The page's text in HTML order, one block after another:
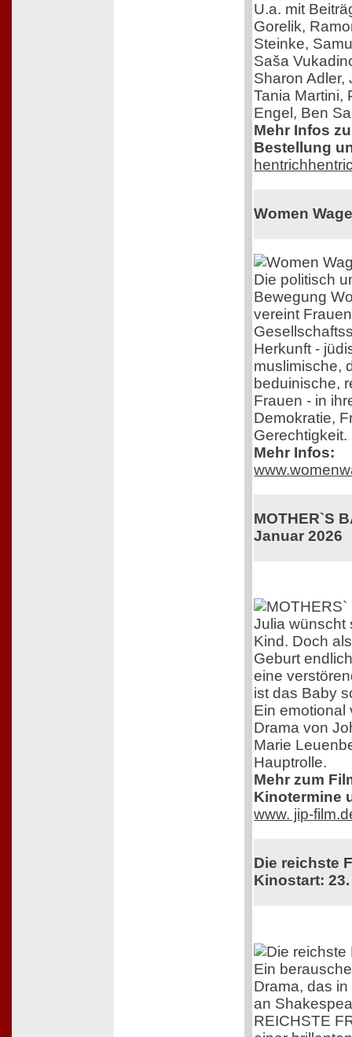
U.a. mit
Gorelik,
Steinke,
Saša
Sharon Adler,
Tania Martini,
Engel, Ben
Mehr Infos
Bestellung
Women
Die politisch
Bewegung
vereint
Herkunft -
muslimische,
beduinische,
Frauen - in
Demokratie,
Gerechtigkeit.
Mehr Infos:
MOTHER`S
Januar 2026
Julia wünscht
Kind. Doch
Geburt
eine
ist das Baby
Ein emotional
Drama von
Marie
Hauptrolle.
Mehr zum
Kinotermine
www. jip-
Die reichste
Kinostart:
Ein
Drama, das
an
REICHSTE